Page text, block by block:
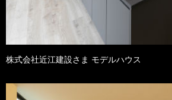
株式会社近江建設さま モデルハウス